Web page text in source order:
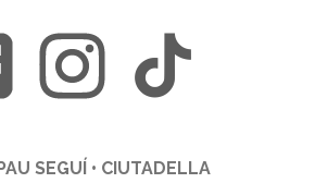
SEGUÍ • CIUTADELLA